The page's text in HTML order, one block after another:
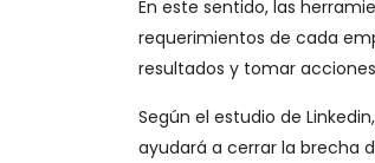
En este sentido, las
requerimientos de cada
resultados y tomar
Según el estudio de
ayudará a cerrar la brecha